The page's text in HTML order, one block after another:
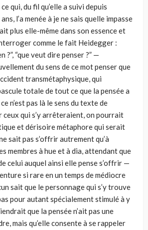
qui, du fil qu’elle a suivi depuis
l’a menée à je ne sais quelle impasse
plus elle-même dans son essence et
comme le fait Heidegger :
?”, “que veut dire penser ?” —
du sens de ce mot penser que
transmétaphysique, qui
totale de tout ce que la pensée a
n’est pas là le sens du texte de
ceux qui s’y arrêteraient, on pourrait
et dérisoire métaphore qui serait
sait pas s’offrir autrement qu’à
membres à hue et à dia, attendant que
celui auquel ainsi elle pense s’offrir —
si rare en un temps de médiocre
sait que le personnage qui s’y trouve
pour autant spécialement stimulé à y
que la pensée n’ait pas une
mais qu’elle consente à se rappeler